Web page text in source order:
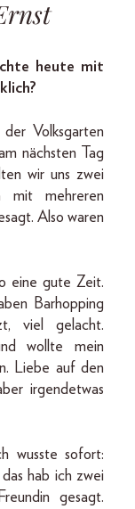
heute mit
Volksgarten
nächsten Tag
wir uns zwei
mit mehreren
Also waren
eine gute Zeit.
Barhopping
viel gelacht.
wollte mein
Liebe auf den
irgendetwas
wusste sofort:
hab ich zwei
gesagt.